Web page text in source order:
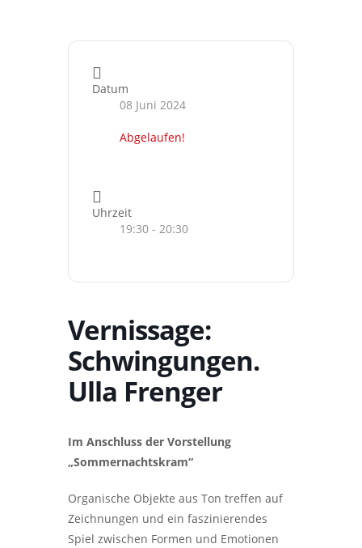
Datum
08 Juni 2024
Abgelaufen!
Uhrzeit
19:30 - 20:30
Vernissage:
Schwingungen.
Ulla Frenger
Im Anschluss der Vorstellung
„Sommernachtskram“
Organische Objekte aus Ton treffen auf
Zeichnungen und ein faszinierendes
Spiel zwischen Formen und Emotionen